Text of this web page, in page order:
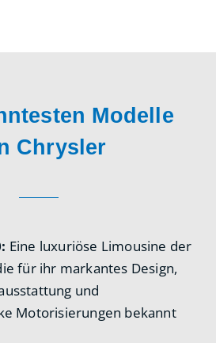
Modelle
Chrysler
Eine luxuriöse Limousine der
für ihr markantes Design,
und
Motorisierungen bekannt